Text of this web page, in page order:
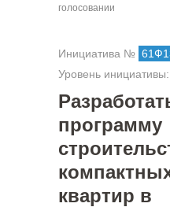
голосовании
Инициатива №
Уровень инициативы:
программу
квартир в